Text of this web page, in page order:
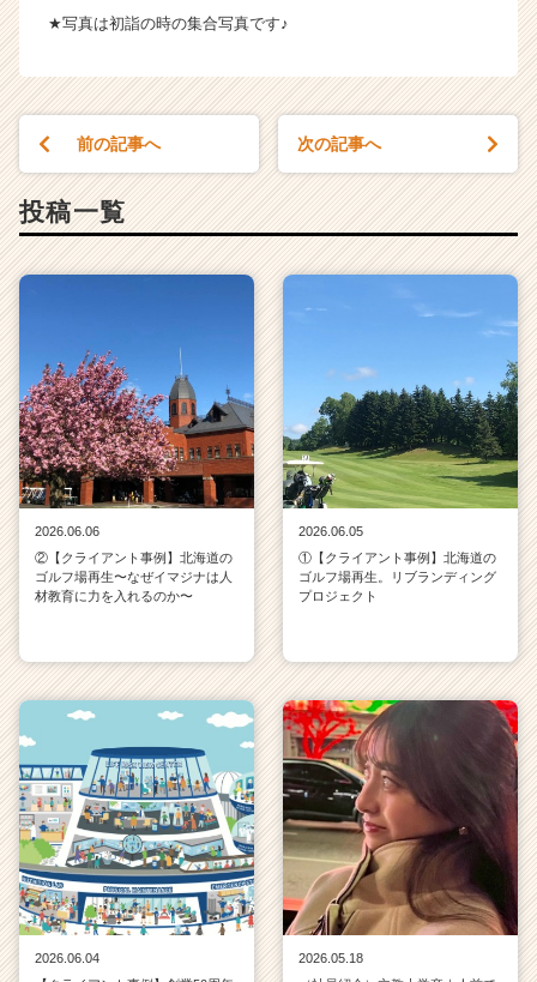
★写真は初詣の時の集合写真です♪
前の記事へ 次の記事へ
投稿一覧
2026.06.06
②【クライアント事例】北海道の
ゴルフ場再生〜なぜイマジナは人
材教育に力を入れるのか〜
2026.06.05
①【クライアント事例】北海道の
ゴルフ場再生。リブランディング
プロジェクト
2026.06.04
2026.05.18